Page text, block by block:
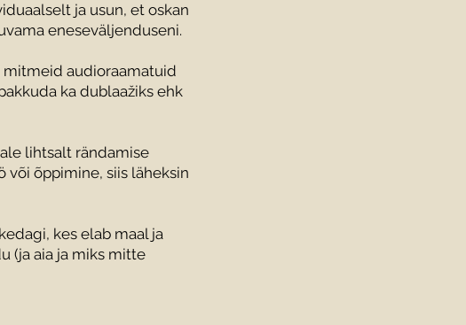
ja usun, et oskan
eneseväljenduseni.
audioraamatuid
ka dublaažiks ehk
lihtsalt rändamise
või õppimine, siis läheksin
kes elab maal ja
(ja aia ja miks mitte